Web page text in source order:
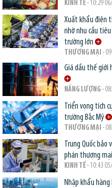
KINH TẾ- 10:29
Xuất khẩu điện
nhờ nhu cầu
trường lớn
THƯƠNG MẠI -
Giá dầu thế giới
NĂNG LƯỢNG -
Triển vọng tích
trường Bắc Mỹ
THƯƠNG MẠI -
Trung Quốc
phán thương mại
KINH TẾ- 10:43
Nhập khẩu